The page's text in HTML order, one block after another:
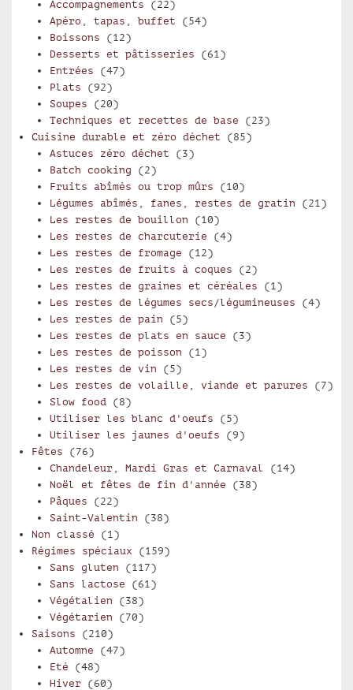
Accompagnements (22)
Apéro, tapas, buffet (54)
Boissons (12)
Desserts et pâtisseries (61)
Entrées (47)
Plats (92)
Soupes (20)
Techniques et recettes de base (23)
Cuisine durable et zéro déchet (85)
Astuces zéro déchet (3)
Batch cooking (2)
Fruits abîmés ou trop mûrs (10)
Légumes abîmés, fanes, restes de gratin (21)
Les restes de bouillon (10)
Les restes de charcuterie (4)
Les restes de fromage (12)
Les restes de fruits à coques (2)
Les restes de graines et céréales (1)
Les restes de légumes secs/légumineuses (4)
Les restes de pain (5)
Les restes de plats en sauce (3)
Les restes de poisson (1)
Les restes de vin (5)
Les restes de volaille, viande et parures (7)
Slow food (8)
Utiliser les blanc d'oeufs (5)
Utiliser les jaunes d'oeufs (9)
Fêtes (76)
Chandeleur, Mardi Gras et Carnaval (14)
Noël et fêtes de fin d'année (38)
Pâques (22)
Saint-Valentin (38)
Non classé (1)
Régimes spéciaux (159)
Sans gluten (117)
Sans lactose (61)
Végétalien (38)
Végétarien (70)
Saisons (210)
Automne (47)
Eté (48)
Hiver(60)